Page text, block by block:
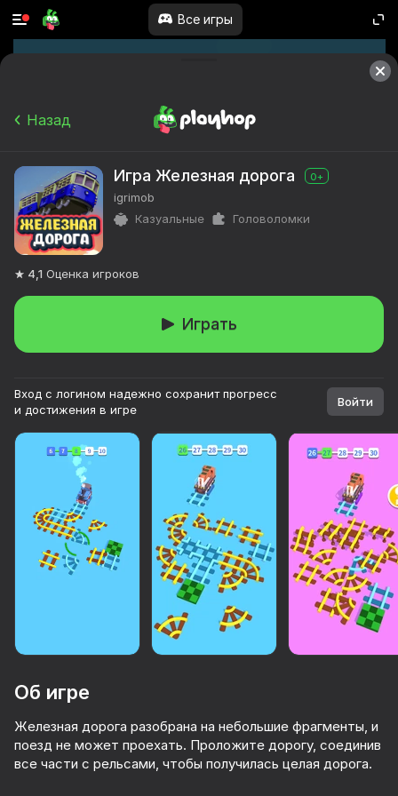
Все игры
51
66
56 48
Назад
Игра Железная дорога 0+
igrimob
Казуальные
Головоломки
4,1 Оценка игроков
Играть
Вход с логином надежно сохранит прогресс
и достижения в игре
Войти
Об игре
Железная дорога разобрана на небольшие фрагменты, и
поезд не может проехать. Проложите дорогу, соединив
все части с рельсами, чтобы получилась целая дорога.